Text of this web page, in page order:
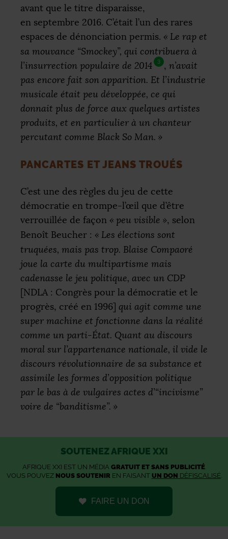
avant que le titre disparaisse,
en septembre 2016. C’était l’un des rares
espaces de dénonciation permis. « Le rap et
sa mouvance “Smockey”, qui contribuera à
l’insurrection populaire de 2014
3 , n’avait
pas encore fait son apparition. Et l’industrie
musicale était peu développée, ce qui
donnait plus de force aux quelques artistes
produits, et en particulier à un chanteur
percutant comme Black So Man. »
PANCARTES ET JEANS TROUÉS
C’est une des règles du jeu de cette
démocratie en trompe-l’œil que d’être
verrouillée de façon « peu visible », selon
Benoît Beucher : « Les élections sont
truquées, mais pas trop. Blaise Compaoré
joue la carte du multipartisme mais
cadenasse le jeu politique, avec un CDP
[NDLA: Congrès pour la démocratie et le
progrès, créé en 1996] qui agit comme une
super machine et fonctionne dans la réalité
comme un parti-État. Quant au discours
moral sur l’appartenance nationale, il vide le
discours révolutionnaire de sa substance et
assimile les formes d’opposition politique
par le bas à de vulgaires actes d’“incivisme”
voire de “banditisme”. »
SOUTENEZ AFRIQUE XXI
AFRIQUE XXI EST UN MÉDIA GRATUIT ET SANS PUBLICITÉ.
VOUS POUVEZ NOUS SOUTENIREN FAISANT UN DON DÉFISCALISÉ.
FAIRE UN DON